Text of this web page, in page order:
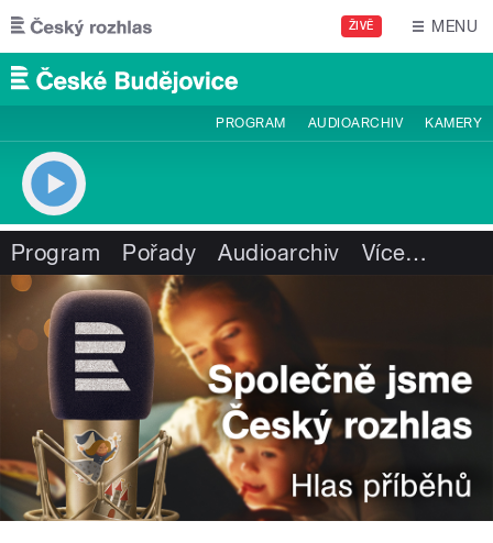
Přejít k hlavnímu obsahu
ŽIVĚ MENU
PROGRAM AUDIOARCHIV KAMERY
Program Pořady Audioarchiv Více…